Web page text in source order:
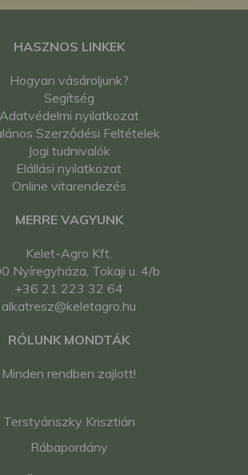
HASZNOS LINKEK
Hogyan vásároljunk?
Segítség
Adatvédelmi nyilatkozat
Szerződési Feltételek
Jogi tudnivalók
Elállási nyilatkozat
Online vitarendezés
MERRE VAGYUNK
Kelet-Agro Kft.
Nyíregyháza, Tokaji u. 4/b
+36 21 223 32 64
alkatresz@keletagro.hu
RÓLUNK MONDTÁK
Minden rendben zajlott!
Terstyánszky Krisztián
Rábapordány